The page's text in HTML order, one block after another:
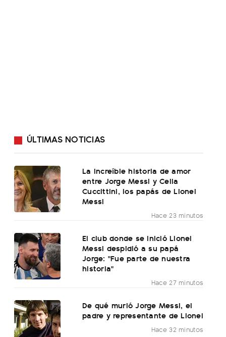
ÚLTIMAS NOTICIAS
La increíble historia de amor
entre Jorge Messi y Celia
Cuccittini, los papás de Lionel
Messi
Hace 23 minutos
El club donde se inició Lionel
Messi despidió a su papá
Jorge: "Fue parte de nuestra
historia"
Hace 27 minutos
De qué murió Jorge Messi, el
padre y representante de Lionel
Hace 32 minutos